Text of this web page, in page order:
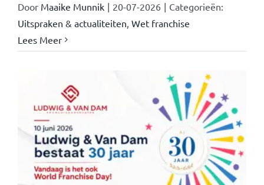
Door Maaike Munnik | 20-07-2026 | Categorieën:
Uitspraken & actualiteiten, Wet franchise
Lees Meer